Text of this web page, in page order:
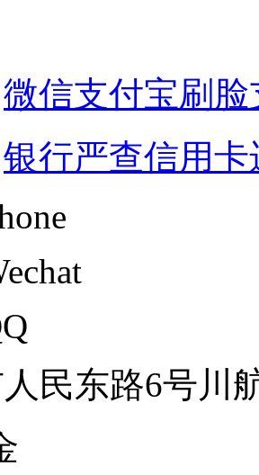
微信支付宝刷脸
银行严查信用卡
民东路6号川